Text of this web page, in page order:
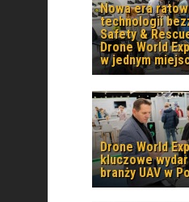
Nowa era
technologii
Safety &
Drone World
w jednym
Drone World
kluczowe
branży UAV w